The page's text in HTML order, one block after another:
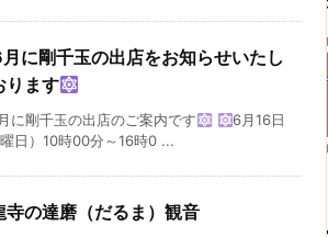
に剛千玉の出店をお知らせいたし
ります
に剛千玉の出店のご案内です
6月16日
曜日）10時00分～16時0 ...
寺の達磨（だるま）観音